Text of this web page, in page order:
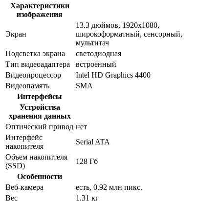
Характеристики
изображения
Экран
13.3 дюймов, 1920x1080,
широкоформатный, сенсорный,
мультитач
Подсветка экрана
светодиодная
Тип видеоадаптера
встроенный
Видеопроцессор
Intel HD Graphics 4400
Видеопамять
SMA
Интерфейсы
Устройства
хранения данных
Оптический привод нет
Интерфейс
накопителя
Serial ATA
Объем накопителя
(SSD)
128 Гб
Особенности
Веб-камера
есть, 0.92 млн пикс.
Вес
1.31 кг